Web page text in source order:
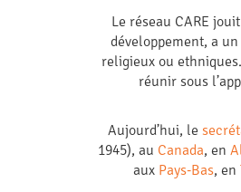
Le réseau CARE
développement, a
religieux ou
réunir sous
Aujourd’hui, le
1945), au Canada, en
aux Pays-Bas, en